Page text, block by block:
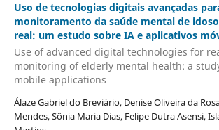
Uso de tecnologias digitais avançadas
monitoramento da saúde mental de
real: um estudo sobre IA e aplicativos
Use of advanced digital technologies for
monitoring of elderly mental health: a
mobile applications
Álaze Gabriel do Breviário, Denise Oliveira da
Mendes, Sônia Maria Dias, Felipe Dutra Asensi,